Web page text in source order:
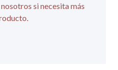
si necesita más